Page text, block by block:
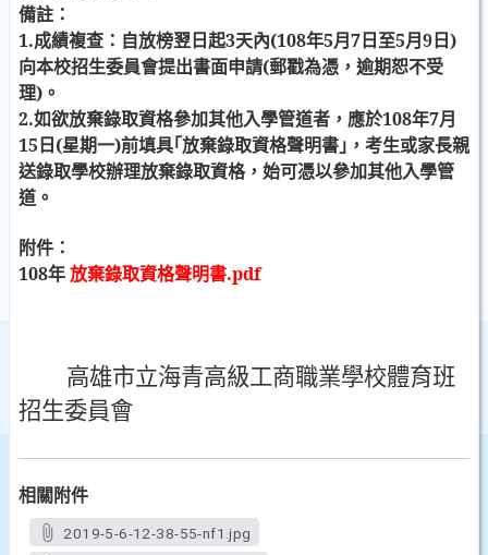
備註：
1.成績複查：自放榜翌日起3天內(108年5月7日至5月9日)
向本校招生委員會提出書面申請(郵戳為憑，逾期恕不受
理) 。
2.如欲放棄錄取資格參加其他入學管道者，應於108年7月
15日(星期一)前填具｢放棄錄取資格聲明書｣，考生或家長親
送錄取學校辦理放棄錄取資格，始可憑以參加其他入學管
道。
附件：
108年放棄錄取資格聲明書.pdf
高雄市立海青高級工商職業學校體育班
招生委員會
相關附件
2019-5-6-12-38-55-nf1.jpg